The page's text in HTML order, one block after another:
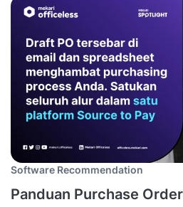
Software Recommendation
Panduan Purchase